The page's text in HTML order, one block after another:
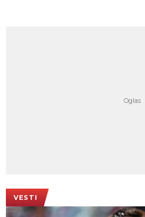
VESTI